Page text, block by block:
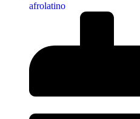
afrolatino